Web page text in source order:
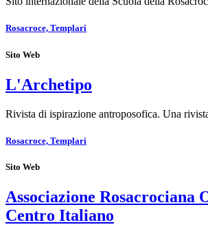
Rosacroce, Templari
Sito Web
L'Archetipo
Rivista di ispirazione antroposofica. Una
Rosacroce, Templari
Sito Web
Associazione Rosacrociana
Centro Italiano